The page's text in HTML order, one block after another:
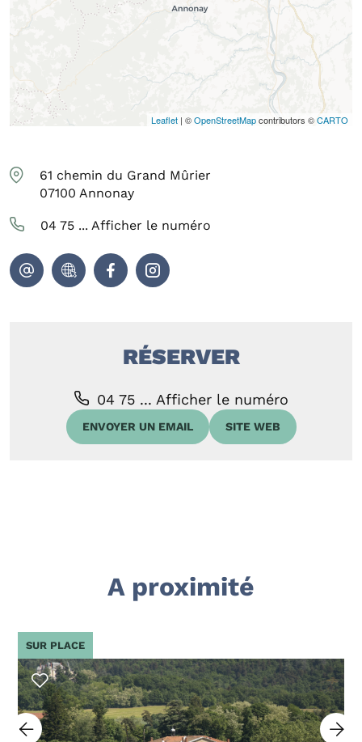
Leaflet | ©OpenStreetMapcontributors ©CARTO
61 chemin du Grand Mûrier
07100 Annonay
04 75 ... Afficher le numéro
RÉSERVER
04 75 ... Afficher le numéro
ENVOYER UN EMAIL SITE WEB
A proximité
SUR PLACE